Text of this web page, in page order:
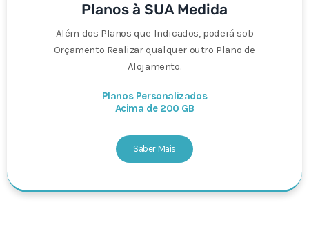
Planos à SUA Medida
Além dos Planos que Indicados, poderá sob
Orçamento Realizar qualquer outro Plano de
Alojamento.
Planos Personalizados
Acima de 200 GB
Saber Mais